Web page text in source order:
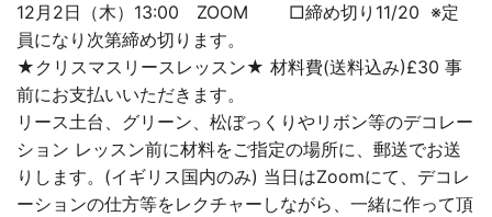
12月2日（木）13:00 ZOOM □締め切り11/20 ※定
員になり次第締め切ります。
★クリスマスリースレッスン★ 材料費(送料込み)£30 事
前にお支払いいただきます。
リース土台、グリーン、松ぼっくりやリボン等のデコレー
ション レッスン前に材料をご指定の場所に、郵送でお送
りします。(イギリス国内のみ) 当日はZoomにて、デコレ
ーションの仕方等をレクチャーしながら、一緒に作って頂